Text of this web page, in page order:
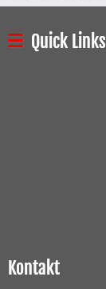
Quick Links
Kontakt